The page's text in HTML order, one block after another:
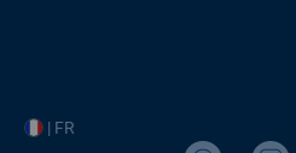
| FR